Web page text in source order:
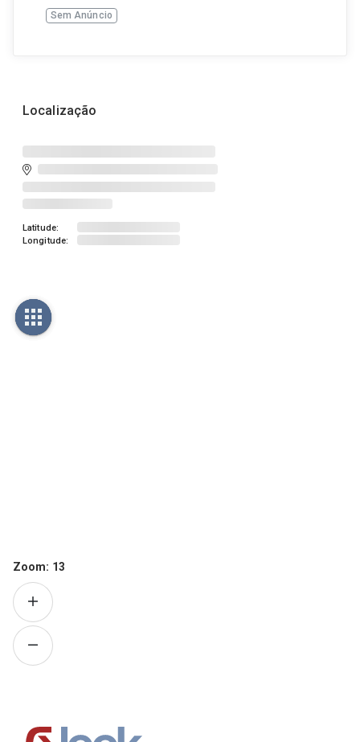
Sem Anúncio
Localização
Latitude:
Longitude:
Zoom: 13